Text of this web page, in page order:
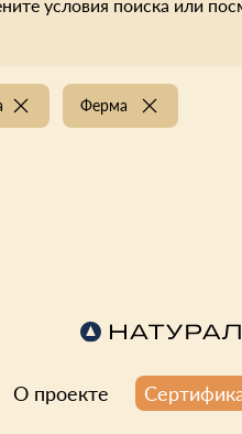
условия поиска или
Ферма
О проекте